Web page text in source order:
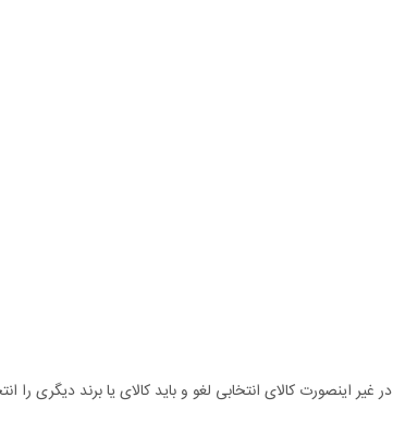
در غیر اینصورت کالای انتخابی لغو و باید کالای یا برند دیگری را